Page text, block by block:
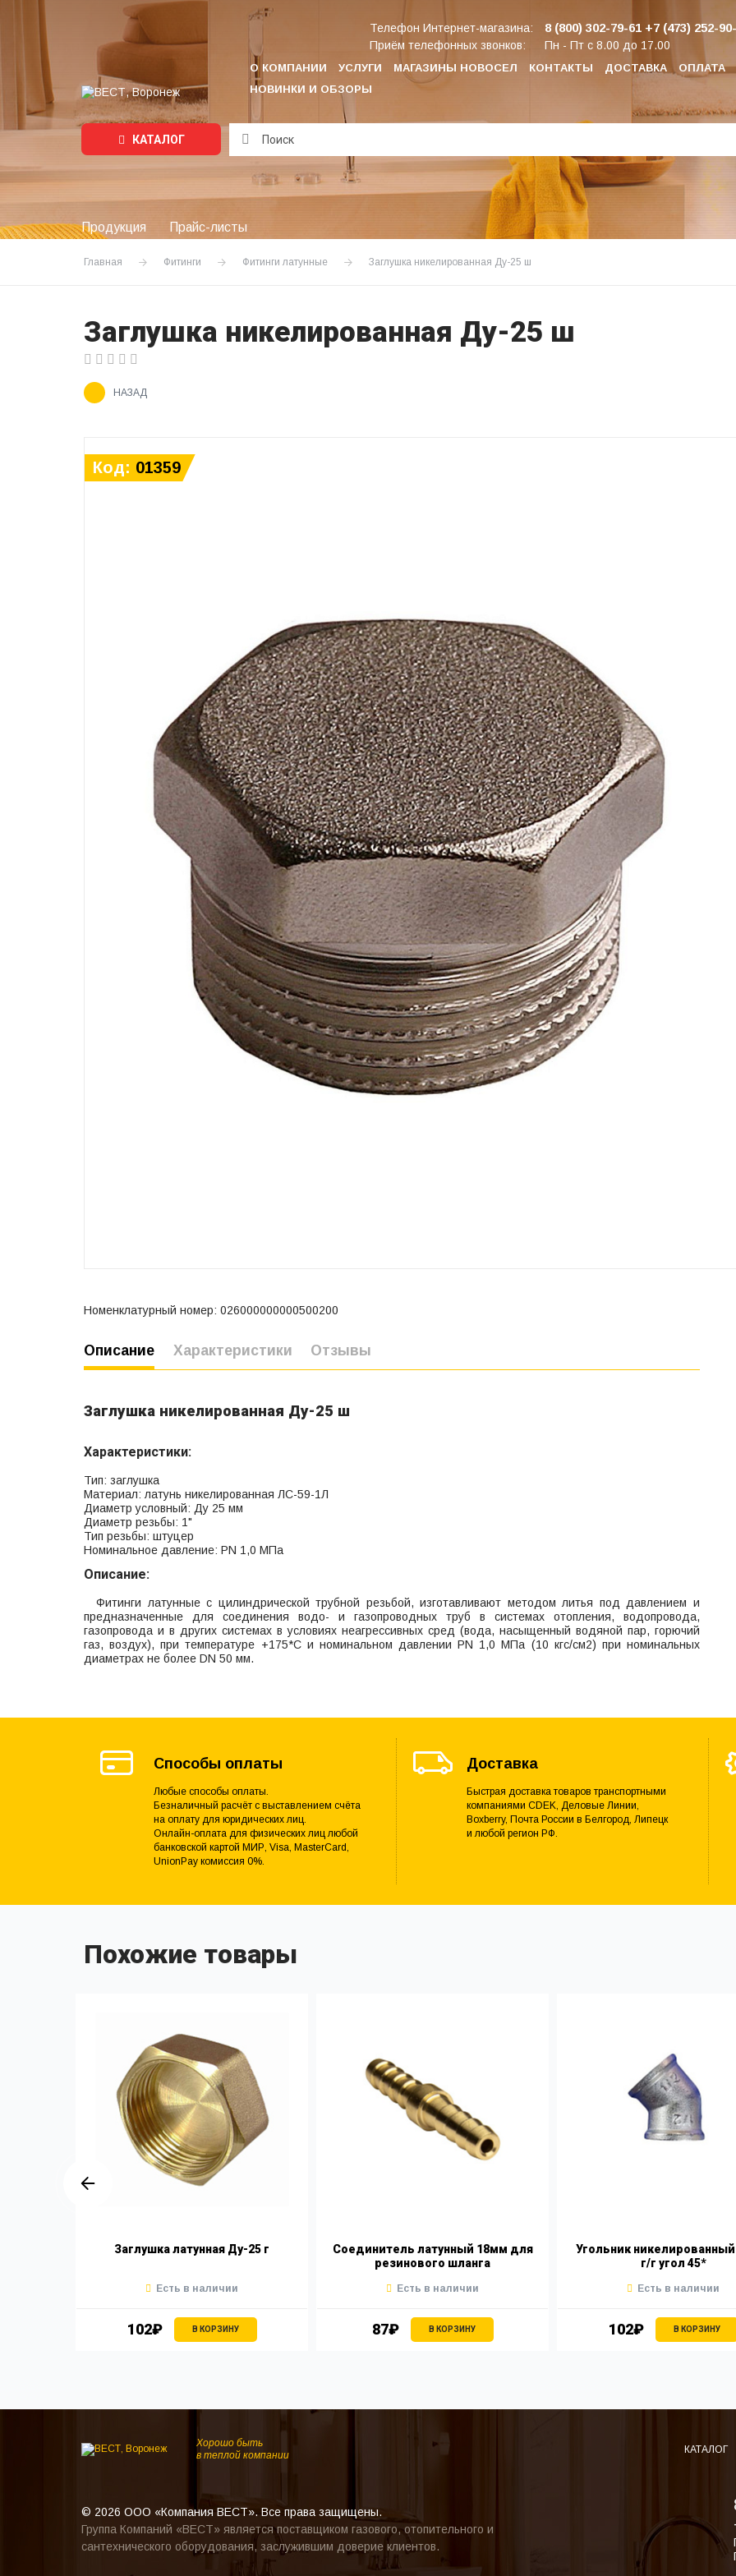
О КОМПАНИИ УСЛУГИ МАГАЗИНЫ НОВОСЕЛ КОНТАКТЫ ДОСТАВКА ОПЛАТА
НОВИНКИ И ОБЗОРЫ
Телефон Интернет-магазина: 8 (800) 302-79-61 +7 (473) 252-
Приём телефонных звонков: Пн - Пт с 8.00 до 17.00
КАТАЛОГ
Подождите...
Продукция Прайс-листы
Главная Фитинги Фитинги латунные Заглушка никелированная Ду-25 ш
Заглушка никелированная Ду-25 ш
НАЗАД
Код: 01359
Номенклатурный номер: 026000000000500200
Описание Характеристики Отзывы
Заглушка никелированная Ду-25 ш
Характеристики:
Тип: заглушка
Материал: латунь никелированная ЛС-59-1Л
Диаметр условный: Ду 25 мм
Диаметр резьбы: 1"
Тип резьбы: штуцер
Номинальное давление: PN 1,0 МПа
Описание:
Фитинги латунные с цилиндрической трубной резьбой, изготавливают методом литья под давлением и
предназначенные для соединения водо- и газопроводных труб в системах отопления, водопровода,
газопровода и в других системах в условиях неагрессивных сред (вода, насыщенный водяной пар, горючий
газ, воздух), при температуре +175*С и номинальном давлении PN 1,0 МПа (10 кгс/см2) при номинальных
диаметрах не более DN 50 мм.
Способы оплаты
Любые способы оплаты.
Безналичный расчёт с выставлением счёта
на оплату для юридических лиц.
Онлайн-оплата для физических лиц любой
банковской картой МИР, Visa, MasterCard,
UnionPay комиссия 0%.
Доставка
Быстрая доставка товаров транспортными
компаниями CDEK, Деловые Линии,
Boxberry, Почта России в Белгород, Липецк
и любой регион РФ.
Похожие товары
Заглушка латунная Ду-25 г
102₽ В КОРЗИНУ
Есть в наличии
Соединитель латунный 18мм для
резинового шланга
87₽ В КОРЗИНУ
Есть в наличии
Угольник
г/г угол 45*
102₽ В КОРЗИНУ
Есть в наличии
Хорошо быть
в теплой компании
КАТАЛОГ
© 2026 ООО «Компания ВЕСТ». Все права защищены.
Группа Компаний «ВЕСТ» является поставщиком газового, отопительного и
сантехнического оборудования, заслужившим доверие клиентов.